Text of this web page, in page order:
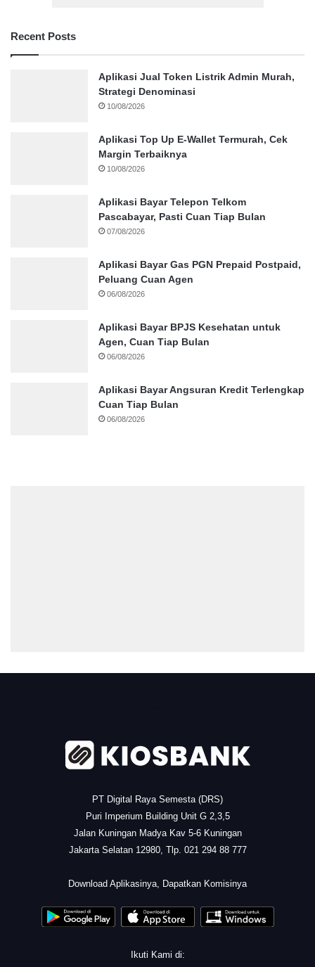
Recent Posts
Aplikasi Jual Token Listrik Admin Murah,
Strategi Denominasi
10/08/2026
Aplikasi Top Up E-Wallet Termurah, Cek
Margin Terbaiknya
10/08/2026
Aplikasi Bayar Telepon Telkom
Pascabayar, Pasti Cuan Tiap Bulan
07/08/2026
Aplikasi Bayar Gas PGN Prepaid Postpaid,
Peluang Cuan Agen
06/08/2026
Aplikasi Bayar BPJS Kesehatan untuk
Agen, Cuan Tiap Bulan
06/08/2026
Aplikasi Bayar Angsuran Kredit Terlengkap
Cuan Tiap Bulan
06/08/2026
PT Digital Raya Semesta (DRS)
Puri Imperium Building Unit G 2,3,5
Jalan Kuningan Madya Kav 5-6 Kuningan
Jakarta Selatan 12980, Tlp. 021 294 88 777
Download Aplikasinya, Dapatkan Komisinya
Ikuti Kami di: